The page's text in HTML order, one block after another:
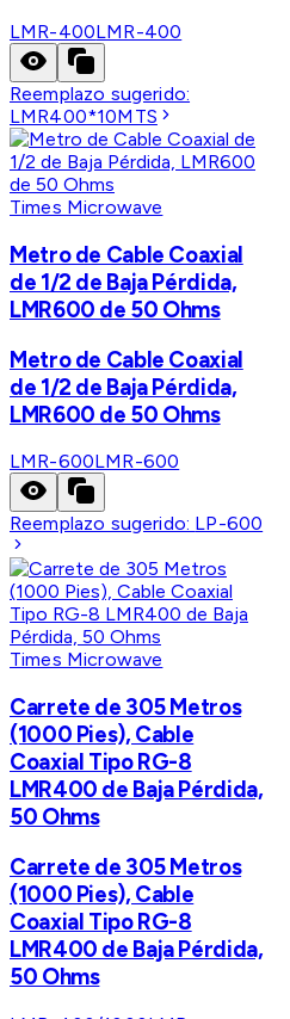
LMR-400LMR-400
Reemplazo sugerido:
LMR400*10MTS
Times Microwave
Metro de Cable Coaxial
de 1/2 de Baja Pérdida,
LMR600 de 50 Ohms
Metro de Cable Coaxial
de 1/2 de Baja Pérdida,
LMR600 de 50 Ohms
LMR-600LMR-600
Reemplazo sugerido: LP-600
Times Microwave
Carrete de 305 Metros
(1000 Pies), Cable
Coaxial Tipo RG-8
LMR400 de Baja Pérdida,
50 Ohms
Carrete de 305 Metros
(1000 Pies), Cable
Coaxial Tipo RG-8
LMR400 de Baja Pérdida,
50 Ohms